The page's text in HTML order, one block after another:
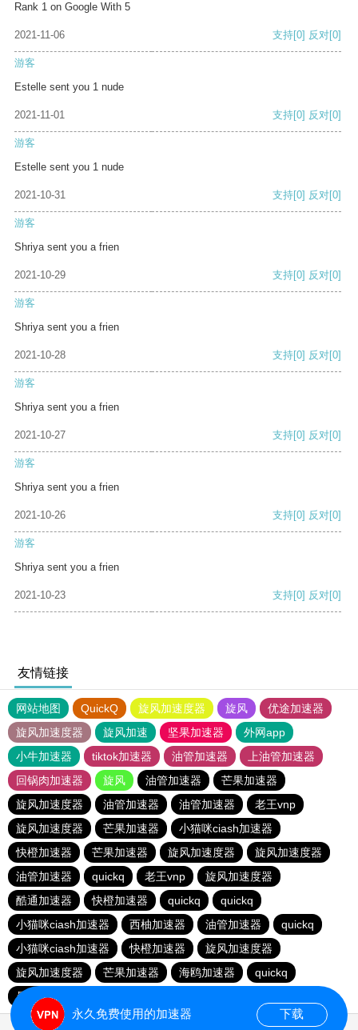
Rank 1 on Google With 5
2021-11-06 支持[0] 反对[0]
游客
Estelle sent you 1 nude
2021-11-01 支持[0] 反对[0]
游客
Estelle sent you 1 nude
2021-10-31 支持[0] 反对[0]
游客
Shriya sent you a frien
2021-10-29 支持[0] 反对[0]
游客
Shriya sent you a frien
2021-10-28 支持[0] 反对[0]
游客
Shriya sent you a frien
2021-10-27 支持[0] 反对[0]
游客
Shriya sent you a frien
2021-10-26 支持[0] 反对[0]
游客
Shriya sent you a frien
2021-10-23 支持[0] 反对[0]
友情链接
网站地图 QuickQ 旋风加速度器 旋风
优途加速器
旋风加速度器
旋风加速 坚果加速器
外网app
小牛加速器
tiktok加速器 油管加速器
上油管加速器
回锅肉加速器
旋风 油管加速器
芒果加速器
旋风加速度器
油管加速器 油管加速器
老王vnp
旋风加速度器
芒果加速器
小猫咪ciash加速器
快橙加速器
芒果加速器 旋风加速度器
旋风加速度器
油管加速器
quickq 老王vnp
旋风加速度器
酷通加速器
快橙加速器 quickq
quickq
小猫咪ciash加速器
西柚加速器 油管加速器
quickq
小猫咪ciash加速器
快橙加速器
旋风加速度器
旋风加速度器
芒果加速器 海鸥加速器
quickq
暴雪vp
永久免费使用的加速器 下载